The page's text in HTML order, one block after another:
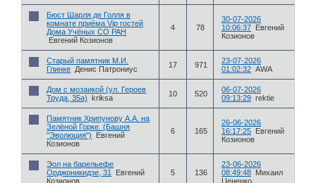
Бюст Шарля де Голля в
комнате приёма Vip гостей
Дома Учёных СО РАН
Евгений Козионов
4 78
30-07-2026
10:06:37 Евгений
Козионов
Старый памятник М.И.
Глинке Денис Патрониус 17 971
23-07-2026
01:02:32 AWA
Дом с мозаикой (ул. Героев
Труда, 35а)
kriksa 10 520
06-07-2026
09:13:29 rektie
Памятник Хрипунову А.А. на
Зелёной Горке. (Башня
"Эволюция")
Евгений
Козионов
6 165
26-06-2026
16:17:25 Евгений
Козионов
Эол на барельефе
Орджоникидзе, 31
Евгений
Козионов
5 136
23-06-2026
08:49:48 Михаил
Цененко